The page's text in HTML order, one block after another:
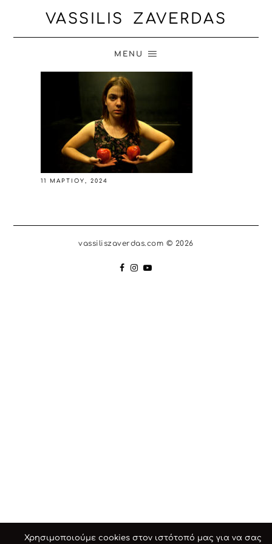
VASSILIS ZAVERDAS
MENU
11 ΜΑΡΤΊΟΥ, 2024
vassiliszaverdas.com © 2026
Χρησιμοποιούμε cookies στον ιστότοπό μας για να σας